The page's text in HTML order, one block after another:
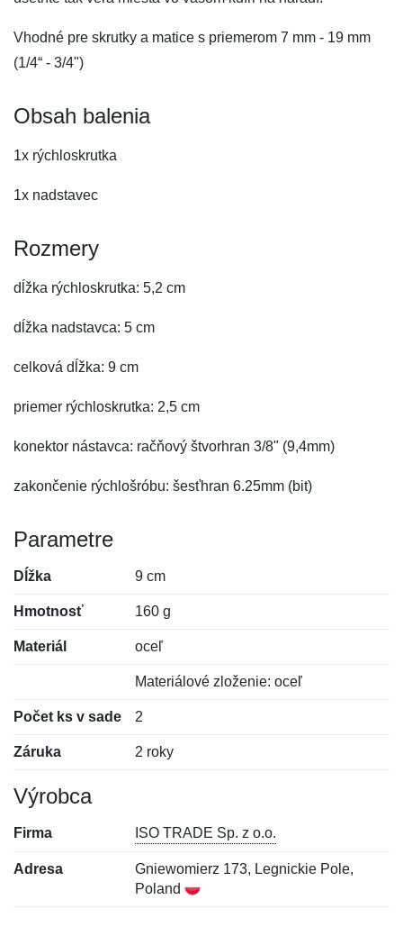
Vhodné pre skrutky a matice s priemerom 7 mm - 19 mm
(1/4“ - 3/4")
Obsah balenia
1x rýchloskrutka
1x nadstavec
Rozmery
dĺžka rýchloskrutka: 5,2 cm
dĺžka nadstavca: 5 cm
celková dĺžka: 9 cm
priemer rýchloskrutka: 2,5 cm
konektor nástavca: račňový štvorhran 3/8" (9,4mm)
zakončenie rýchlošróbu: šesťhran 6.25mm (bit)
Parametre
Dĺžka 9 cm
Hmotnosť 160 g
Materiál oceľ
Materiálové zloženie: oceľ
Počet ks v sade 2
Záruka 2 roky
Výrobca
Firma ISO TRADE Sp. z o.o.
Adresa
Gniewomierz 173, Legnickie Pole,
Poland